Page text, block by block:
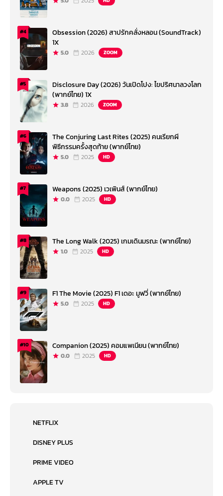
#4
Obsession (2026) สาปรักคลั่งหลอน (SoundTrack)
1X
5.0 2026 ZOOM
#5
Disclosure Day (2026) วันเปิดโปง: ไขปริศนาลวงโลก
(พากย์ไทย) 1X
3.8 2026 ZOOM
#6
The Conjuring Last Rites (2025) คนเรียกผี
พิธีกรรมครั้งสุดท้าย (พากย์ไทย)
5.0 2025 HD
#7 Weapons (2025) เวเพินส์ (พากย์ไทย)
0.0 2025 HD
#8 The Long Walk (2025) เกมเดินมรณะ (พากย์ไทย)
1.0 2025 HD
#9 F1 The Movie (2025) F1 เดอะ มูฟวี่ (พากย์ไทย)
5.0 2025 HD
#10 Companion (2025) คอมแพเนียน (พากย์ไทย)
0.0 2025 HD
NETFLIX
DISNEY PLUS
PRIME VIDEO
APPLE TV